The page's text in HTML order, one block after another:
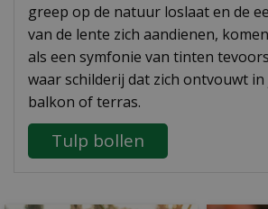
greep op de natuur loslaat en de
van de lente zich aandienen,
als een symfonie van tinten
waar schilderij dat zich ontvouwt
balkon of terras.
Tulp bollen